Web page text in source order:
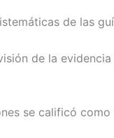
de las
de la
se calificó